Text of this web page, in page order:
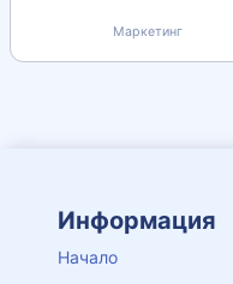
Маркетинг
Информация
Начало